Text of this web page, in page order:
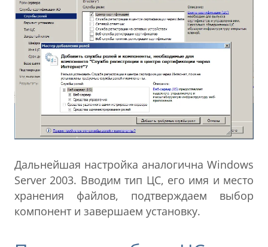
Дальнейшая настройка аналогична Windows
Server 2003. Вводим тип ЦС, его имя и место
хранения файлов, подтверждаем выбор
компонент и завершаем установку.